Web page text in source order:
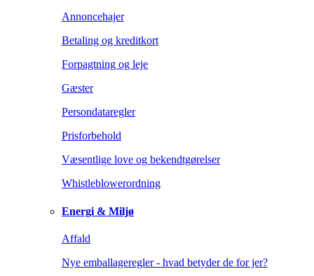
Annoncehajer
Betaling og kreditkort
Forpagtning og leje
Gæster
Persondataregler
Prisforbehold
Væsentlige love og bekendtgørelser
Whistleblowerordning
Energi & Miljø
Affald
Nye emballageregler - hvad betyder de for jer?